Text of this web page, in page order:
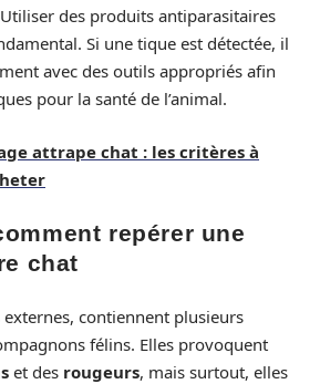
des produits antiparasitaires
Si une tique est détectée, il
avec des outils appropriés afin
pour la santé de l’animal.
attrape chat : les critères à
repérer une
chat
externes, contiennent plusieurs
félins. Elles provoquent
et des rougeurs, mais surtout, elles